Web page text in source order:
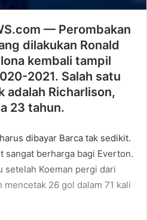
— Perombakan
dilakukan Ronald
kembali tampil
2021. Salah satu
adalah Richarlison,
23 tahun.
dibayar Barca tak sedikit.
sangat berharga bagi Everton.
setelah Koeman pergi dari
26 gol dalam 71 kali